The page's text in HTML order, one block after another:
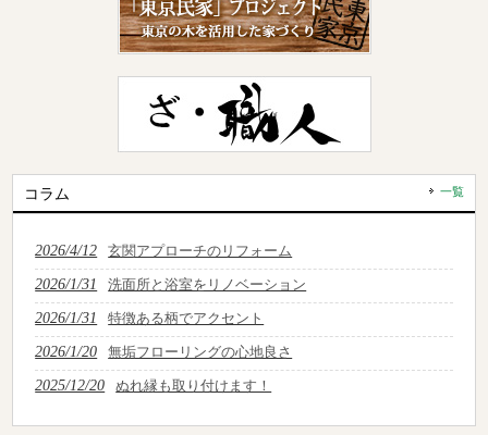
コラム 一覧
2026/4/12 玄関アプローチのリフォーム
2026/1/31 洗面所と浴室をリノベーション
2026/1/31 特徴ある柄でアクセント
2026/1/20 無垢フローリングの心地良さ
2025/12/20 ぬれ縁も取り付けます！